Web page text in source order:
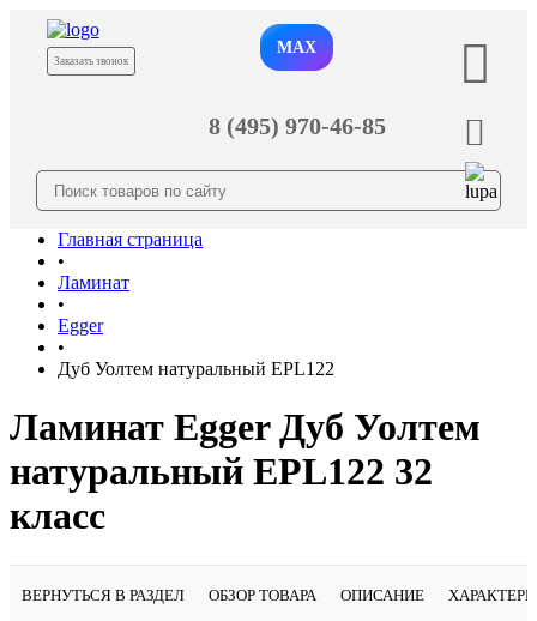
Заказать звонок
MAX
8 (495) 970-46-85
Главная страница
•
Ламинат
•
Egger
•
Дуб Уолтем натуральный EPL122
Ламинат Egger Дуб Уолтем
натуральный EPL122 32
класс
ВЕРНУТЬСЯ В РАЗДЕЛ ОБЗОР ТОВАРА ОПИСАНИЕ